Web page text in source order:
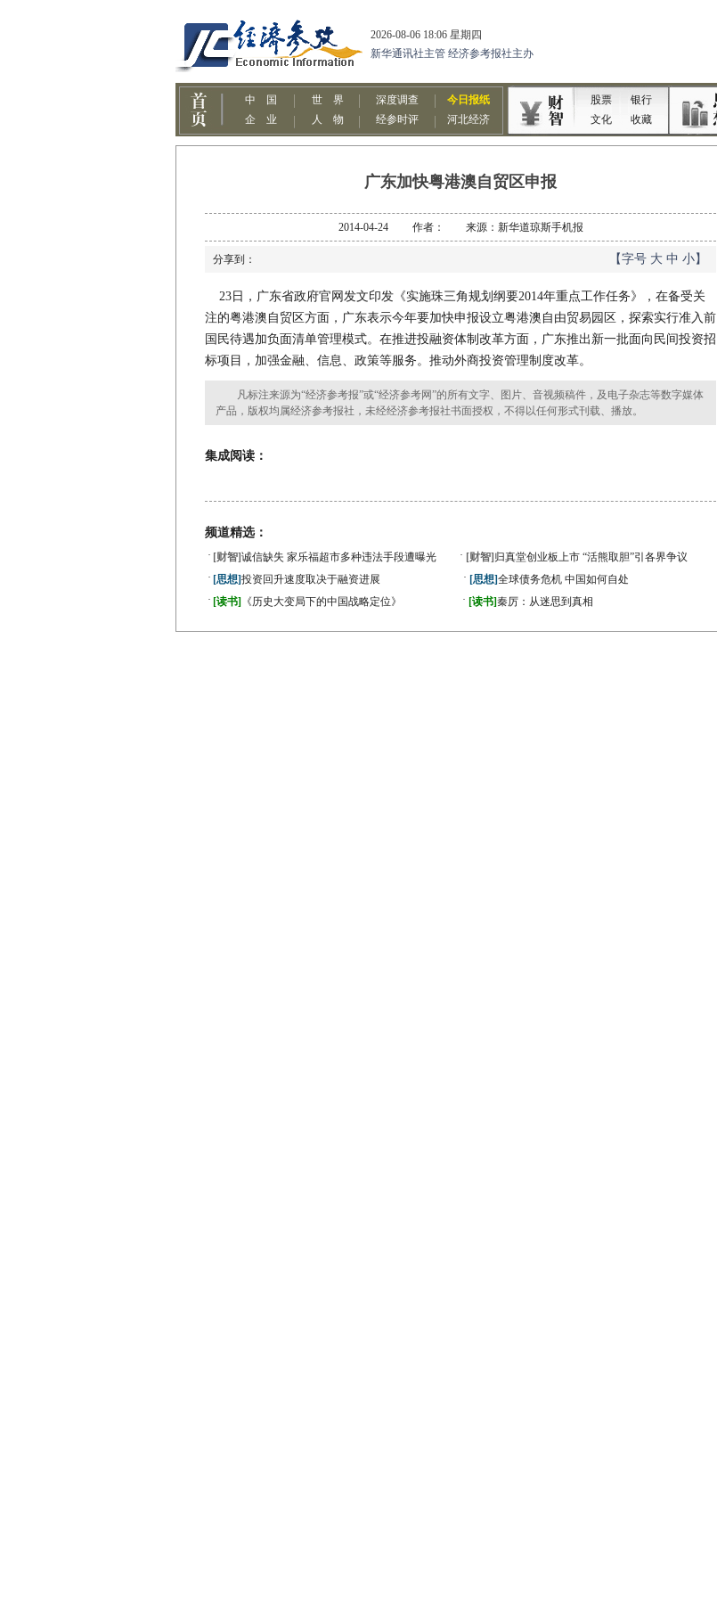
广东加快粤港澳自贸区申报
2014-04-24 作者： 来源：新华道琼斯手机报
分享到： 【字号 大 中 小】
23日，广东省政府官网发文印发《实施珠三角规划纲要2014年重点工作任务》，在备受关
注的粤港澳自贸区方面，广东表示今年要加快申报设立粤港澳自由贸易园区，探索实行准入前
国民待遇加负面清单管理模式。在推进投融资体制改革方面，广东推出新一批面向民间投资招
标项目，加强金融、信息、政策等服务。推动外商投资管理制度改革。
凡标注来源为“经济参考报”或“经济参考网”的所有文字、图片、音视频稿件，及电子杂志等数字媒体
产品，版权均属经济参考报社，未经经济参考报社书面授权，不得以任何形式刊载、播放。
集成阅读：
频道精选：
· [财智]诚信缺失 家乐福超市多种违法手段遭曝光 · [财智] 归真堂创业板上市 “活熊取胆”引各界争议
· [思想]投资回升速度取决于融资进展 · [思想]全球债务危机 中国如何自处
· [读书] 《历史大变局下的中国战略定位》 · [读书]秦厉：从迷思到真相